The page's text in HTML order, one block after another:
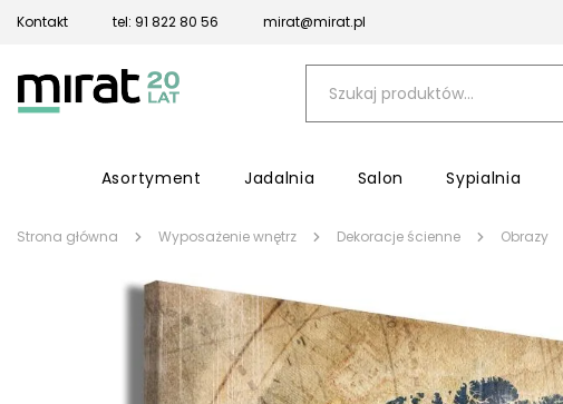
Kontakt tel: 91 822 80 56 mirat@mirat.pl
Asortyment Jadalnia Salon Sypialnia
Strona główna Wyposażenie wnętrz Dekoracje ścienne Obrazy